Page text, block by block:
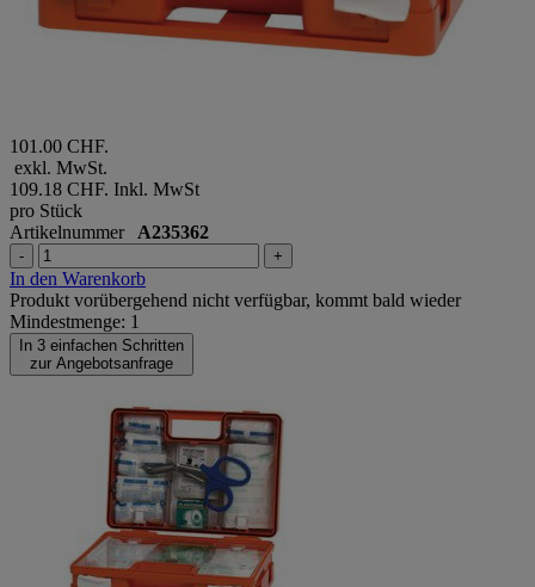
101.00 CHF.
exkl. MwSt.
109.18 CHF. Inkl. MwSt
pro Stück
Artikelnummer A235362
- +
In den Warenkorb
Produkt vorübergehend nicht verfügbar, kommt bald wieder
Mindestmenge: 1
In 3 einfachen Schritten
zur Angebotsanfrage